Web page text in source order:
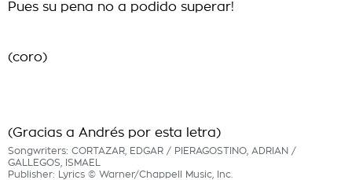
Pues su pena no a podido superar!
(coro)
(Gracias a Andrés por esta letra)
Songwriters: CORTAZAR, EDGAR / PIERAGOSTINO, ADRIAN /
GALLEGOS, ISMAEL
Publisher: Lyrics © Warner/Chappell Music, Inc.